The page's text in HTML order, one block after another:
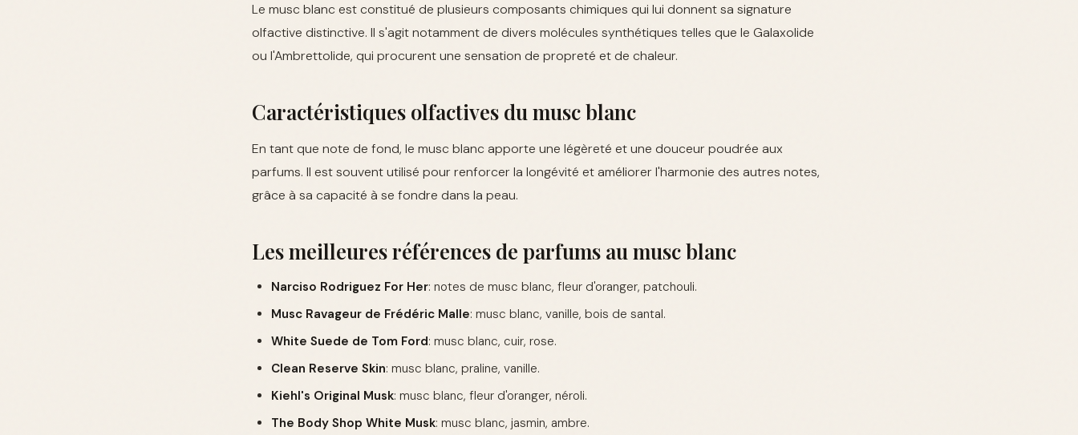
Le musc blanc est constitué de plusieurs composants chimiques qui lui donnent sa signature
olfactive distinctive. Il s'agit notamment de divers molécules synthétiques telles que le Galaxolide
ou l'Ambrettolide, qui procurent une sensation de propreté et de chaleur.
Caractéristiques olfactives du musc blanc
En tant que note de fond, le musc blanc apporte une légèreté et une douceur poudrée aux
parfums. Il est souvent utilisé pour renforcer la longévité et améliorer l'harmonie des autres notes,
grâce à sa capacité à se fondre dans la peau.
Les meilleures références de parfums au musc blanc
Narciso Rodriguez For Her: notes de musc blanc, fleur d'oranger, patchouli.
Musc Ravageur de Frédéric Malle: musc blanc, vanille, bois de santal.
White Suede de Tom Ford: musc blanc, cuir, rose.
Clean Reserve Skin: musc blanc, praline, vanille.
Kiehl's Original Musk: musc blanc, fleur d'oranger, néroli.
The Body Shop White Musk: musc blanc, jasmin, ambre.